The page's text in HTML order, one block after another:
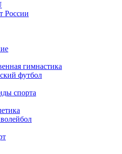
России
гимнастика
футбол
спорта